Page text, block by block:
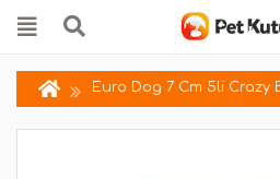
Euro Dog 7 Cm 5li Crazy